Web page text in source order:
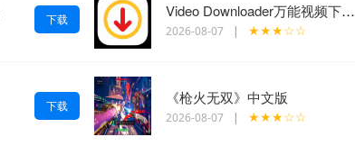
下载 Video Downloader万能视频下载解锁会员
2026-08-07 | ★★★☆☆
下载 《枪火无双》中文版
2026-08-07 | ★★★☆☆